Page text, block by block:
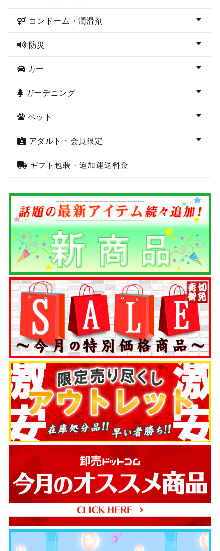
コンドーム・潤滑剤
防災
カー
ガーデニング
ペット
アダルト・会員限定
ギフト包装・追加運送料金